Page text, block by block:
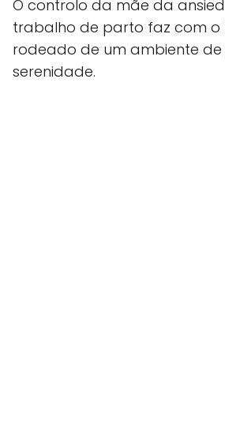
O controlo da mãe da
trabalho de parto faz com o
rodeado de um ambiente
serenidade.